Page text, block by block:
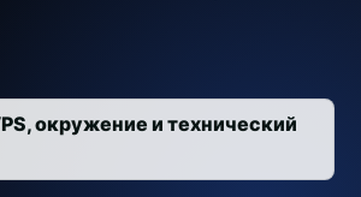
окружение и технический